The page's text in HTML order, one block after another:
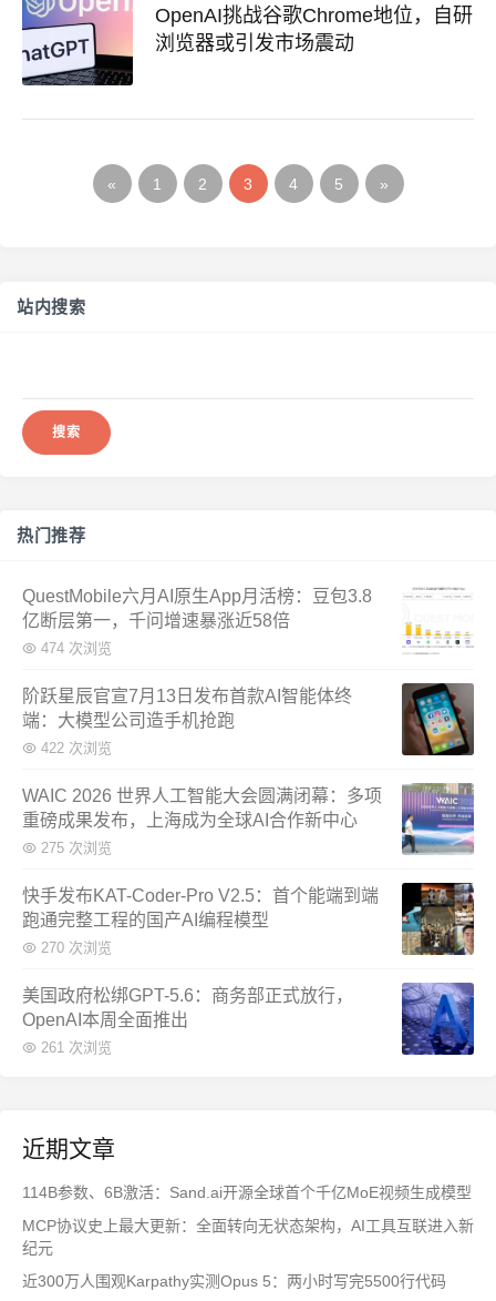
OpenAI挑战谷歌Chrome地位，自研
浏览器或引发市场震动
« 1 2 3 4 5 »
站内搜索
热门推荐
QuestMobile六月AI原生App月活榜：豆包3.8
亿断层第一，千问增速暴涨近58倍
474 次浏览
阶跃星辰官宣7月13日发布首款AI智能体终
端：大模型公司造手机抢跑
422 次浏览
WAIC 2026 世界人工智能大会圆满闭幕：多项
重磅成果发布，上海成为全球AI合作新中心
275 次浏览
快手发布KAT-Coder-Pro V2.5：首个能端到端
跑通完整工程的国产AI编程模型
270 次浏览
美国政府松绑GPT-5.6：商务部正式放行，
OpenAI本周全面推出
261 次浏览
近期文章
114B参数、6B激活：Sand.ai开源全球首个千亿MoE视频生成模型
MCP协议史上最大更新：全面转向无状态架构，AI工具互联进入新
纪元
近300万人围观Karpathy实测Opus 5：两小时写完5500行代码